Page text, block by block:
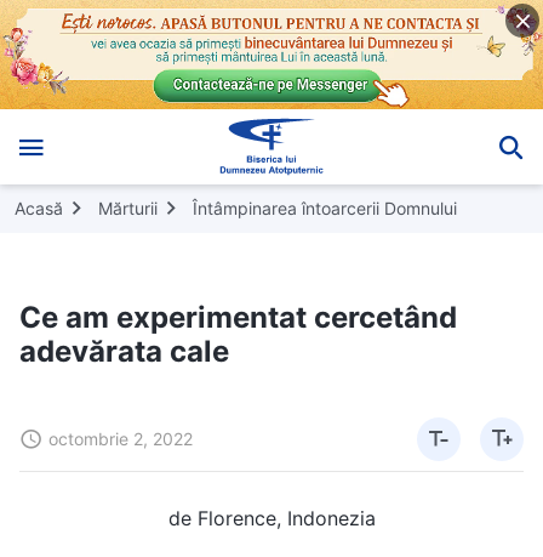
Acasă Mărturii Întâmpinarea întoarcerii Domnului
Ce am experimentat cercetând
adevărata cale
octombrie 2, 2022
de Florence, Indonezia